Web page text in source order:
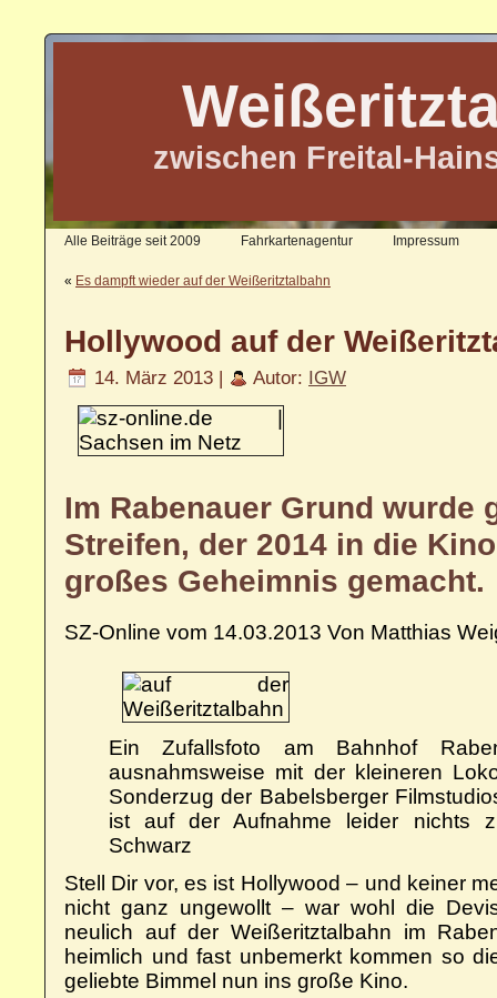
zwischen Freital-
Alle Beiträge seit 2009 Fahrkartenagentur Impressum
« Es dampft wieder auf der Weißeritztalbahn
Hollywood auf der
14. März 2013 | Autor: IGW
Im Rabenauer Grund wurde
Streifen, der 2014 in die
großes Geheimnis gemacht.
SZ-Online vom 14.03.2013 Von Matthias
Ein Zufallsfoto am Bahnhof
ausnahmsweise mit der kleineren
Sonderzug der Babelsberger
ist auf der Aufnahme leider nichts
Schwarz
Stell Dir vor, es ist Hollywood – und keiner
nicht ganz ungewollt – war wohl die
neulich auf der Weißeritztalbahn im
heimlich und fast unbemerkt kommen so
geliebte Bimmel nun ins große Kino.